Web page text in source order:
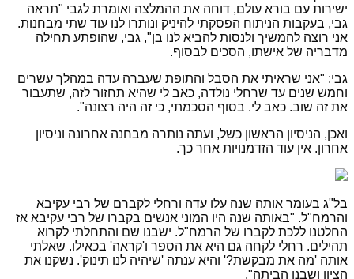
ישירות עם בורא עולם, דוחה את ההמלצה ואומרת לגבי "תראה
גבי, בעקבות הניתוח הפסקתי להיניק ונותרו לנו עוד שתי מבחנות.
אני רוצה להמשיך ולנסות להביא לנו בן", גבי, שהופתע תחילה
מדבריה של אישתו, הסכים לבסוף.
גבי: "אני שראיתי את הסבל והתופת שעברה עדה במהלך עשרים
וחמש שנים עד שרחלי נולדה, כאב לי שהיא תחזור לזה, שתעבור
את זה שוב. כאב לי. בסוף הסכמתי, כי זה היה רצונה".
ואכן, הניסיון הראשון כשל, ועתה נותרה מבחנה אחרונה וניסיון
אחרון. אין עוד הזדמנויות אחר כך.
בל"ג בעומר אותה שנה עלו עדה ורחלי לקברם של רבי עקיבא
והרמח"ל. "באותה שנה היו המוני אנשים בקברו של רבי עקיבא אז
החלטנו ללכת לקברו של הרמח"ל. ישבנו שם והתחלתי לקרוא
תהילים. רחלי לקחה גם היא את הספר ו'קראה' בכאילו. שאלתי
אותה 'מה את מבקשת?' והיא ענתה 'שיהיה לנו תינוק'. נשקנו את
הציון ושבנו הביתה".